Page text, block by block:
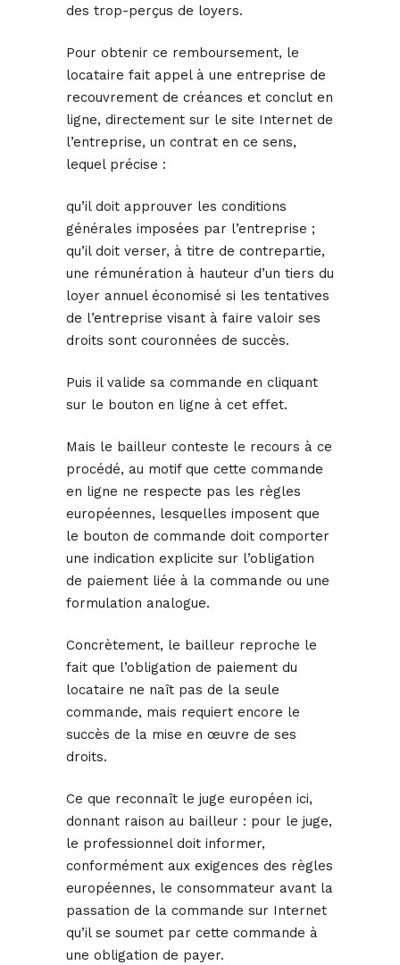
des trop-perçus de loyers.
Pour obtenir ce remboursement, le
locataire fait appel à une entreprise de
recouvrement de créances et conclut en
ligne, directement sur le site Internet de
l’entreprise, un contrat en ce sens,
lequel précise :
qu’il doit approuver les conditions
générales imposées par l’entreprise ;
qu’il doit verser, à titre de contrepartie,
une rémunération à hauteur d’un tiers du
loyer annuel économisé si les tentatives
de l’entreprise visant à faire valoir ses
droits sont couronnées de succès.
Puis il valide sa commande en cliquant
sur le bouton en ligne à cet effet.
Mais le bailleur conteste le recours à ce
procédé, au motif que cette commande
en ligne ne respecte pas les règles
européennes, lesquelles imposent que
le bouton de commande doit comporter
une indication explicite sur l’obligation
de paiement liée à la commande ou une
formulation analogue.
Concrètement, le bailleur reproche le
fait que l’obligation de paiement du
locataire ne naît pas de la seule
commande, mais requiert encore le
succès de la mise en œuvre de ses
droits.
Ce que reconnaît le juge européen ici,
donnant raison au bailleur : pour le juge,
le professionnel doit informer,
conformément aux exigences des règles
européennes, le consommateur avant la
passation de la commande sur Internet
qu’il se soumet par cette commande à
une obligation de payer.